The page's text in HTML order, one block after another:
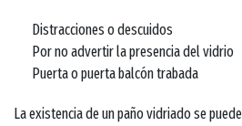
Distracciones o descuidos
Por no advertir la presencia del vidrio
Puerta o puerta balcón trabada
La existencia de un paño vidriado se